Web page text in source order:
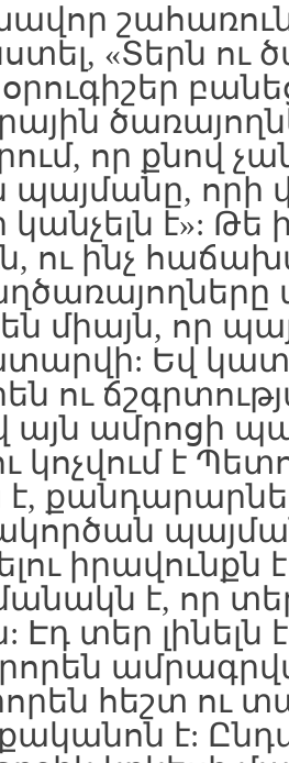
«Տերն ու
որ քնով
որի
կանչելն է»: Թե
ու ինչ
միայն, որ
Եվ
ու
այն ամրոցի
կոչվում է
է,
իրավունքն
է, որ
Էդ տեր լինելն
հեշտ ու
է: